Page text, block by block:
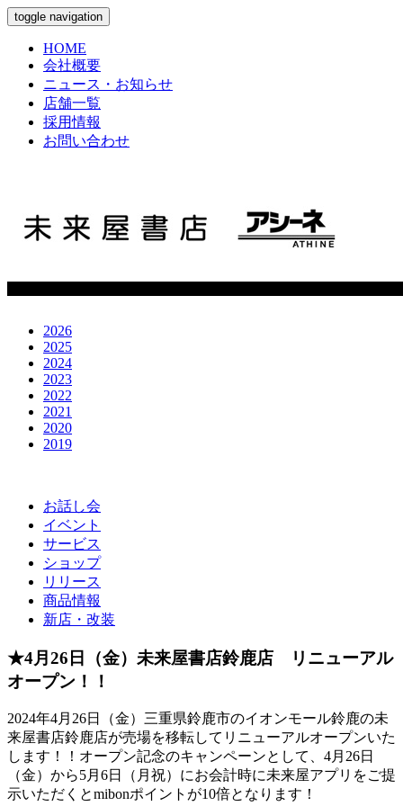
toggle navigation
HOME
会社概要
ニュース・お知らせ
店舗一覧
採用情報
お問い合わせ
2026
2025
2024
2023
2022
2021
2020
2019
お話し会
イベント
サービス
ショップ
リリース
商品情報
新店・改装
★4月26日（金）未来屋書店鈴鹿店 リニューアル
オープン！！
2024年4月26日（金）三重県鈴鹿市のイオンモール鈴鹿の未
来屋書店鈴鹿店が売場を移転してリニューアルオープンいた
します！！オープン記念のキャンペーンとして、4月26日
（金）から5月6日（月祝）にお会計時に未来屋アプリをご提
示いただくとmibonポイントが10倍となります！